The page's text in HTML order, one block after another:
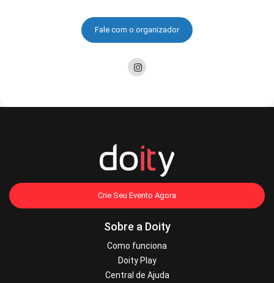
Fale com o organizador
Crie Seu Evento Agora
Sobre a Doity
Como funciona
Doity Play
Central de Ajuda